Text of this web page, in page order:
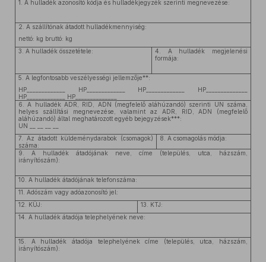
1. A hulladék azonosító kódja és hulladékjegyzék szerinti megnevezése:
2. A szállítónak átadott hulladékmennyiség:
nettó: kg bruttó: kg
3. A hulladék összetétele:
4. A hulladék megjelenési
formája:
5. A legfontosabb veszélyességi jellemzője**:
HP_____________ HP_____________ HP_____________ HP______________
HP_____________ HP______________
6. A hulladék ADR, RID, ADN (megfelelő aláhúzandó) szerinti UN száma,
helyes szállítási megnevezése, valamint az ADR, RID, ADN (megfelelő
aláhúzandó) által meghatározott egyéb bejegyzések***:
UN __ __ __ __
7. Az átadott küldeménydarabok (csomagok)
száma:
8. A csomagolás módja:
9. A hulladék átadójának neve, címe (település, utca, házszám,
irányítószám):
10. A hulladék átadójának telefonszáma:
11. Adószám vagy adóazonosító jel:
12. KÜJ:
13. KTJ:
14. A hulladék átadója telephelyének neve:
15. A hulladék átadója telephelyének címe (település, utca, házszám,
irányítószám):